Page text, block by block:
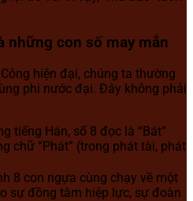
những con số may mắn
hiện đại, chúng ta thường
phi nước đại. Đây không phải
tiếng Hán, số 8 đọc là “Bát”
chữ “Phát” (trong phát tài, phát
8 con ngựa cùng chạy về một
sự đồng tâm hiệp lực, sự đoàn